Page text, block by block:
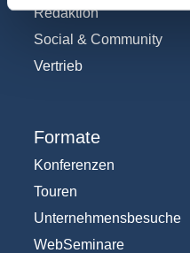
Redaktion
Social & Community
Vertrieb
Formate
Konferenzen
Touren
Unternehmensbesuche
WebSeminare